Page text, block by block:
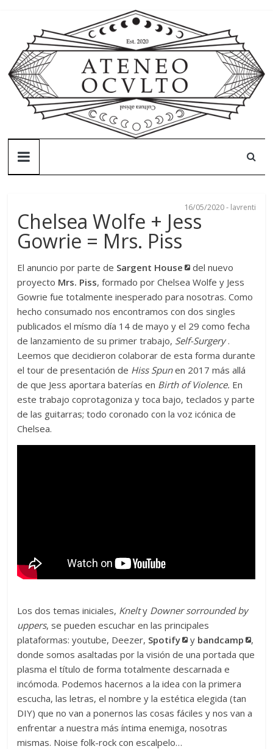
content
Ateneo
Oculto
Ateneo
Oculto
abisal
16/05/2020- lavrenti
Chelsea Wolfe + Jess
Gowrie = Mrs. Piss
El anuncio por parte de Sargent House
del nuevo
proyecto Mrs. Piss, formado por Chelsea Wolfe y Jess
Gowrie fue totalmente inesperado para nosotras. Como
hecho consumado nos encontramos con dos singles
publicados el mísmo día 14 de mayo y el 29 como fecha
de lanzamiento de su primer trabajo, Self-Surgery.
Leemos que decidieron colaborar de esta forma durante
el tour de presentación de Hiss Spunen 2017 más allá
de que Jess aportara baterías en Birth of Violence. En
este trabajo coprotagoniza y toca bajo, teclados y parte
de las guitarras; todo coronado con la voz icónica de
Chelsea.
Los dos temas iniciales, Knelty Downer sorrounded by
uppers, se pueden escuchar en las principales
plataformas: youtube, Deezer, Spotify y bandcamp
,
donde somos asaltadas por la visión de una portada que
plasma el título de forma totalmente descarnada e
incómoda. Podemos hacernos a la idea con la primera
escucha, las letras, el nombre y la estética elegida (tan
DIY) que no van a ponernos las cosas fáciles y nos van a
enfrentar a nuestra más íntima enemiga, nosotras
mismas. Noise folk-rock con escalpelo…